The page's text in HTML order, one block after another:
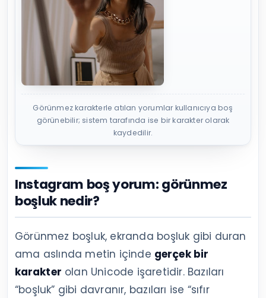
Görünmez karakterle atılan yorumlar kullanıcıya boş
görünebilir; sistem tarafında ise bir karakter olarak
kaydedilir.
Instagram boş yorum: görünmez
boşluk nedir?
Görünmez boşluk, ekranda boşluk gibi duran
ama aslında metin içinde gerçek bir
karakter olan Unicode işaretidir. Bazıları
“boşluk” gibi davranır, bazıları ise “sıfır